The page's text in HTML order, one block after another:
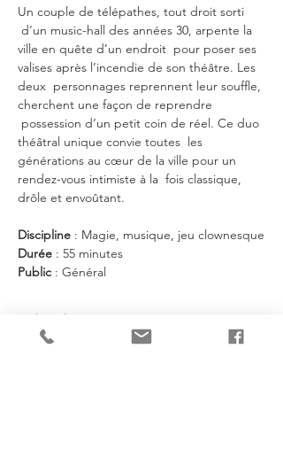
Un couple de télépathes, tout droit sorti
d’un music-hall des années 30, arpente la
ville en quête d’un endroit  pour poser ses
valises après l’incendie de son théâtre. Les
deux  personnages reprennent leur souffle,
cherchent une façon de reprendre
possession d’un petit coin de réel. Ce duo
théâtral unique convie toutes  les
générations au cœur de la ville pour un
rendez-vous intimiste à la  fois classique,
drôle et envoûtant.
Discipline : Magie, musique, jeu clownesque
Durée : 55 minutes
Public : Général
En lire plus >